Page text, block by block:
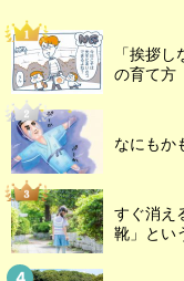
「挨拶
の育て方
なにもか
すぐ消え
靴」とい